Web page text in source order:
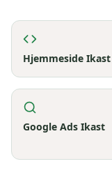
Hjemmeside Ikast
Google Ads Ikast